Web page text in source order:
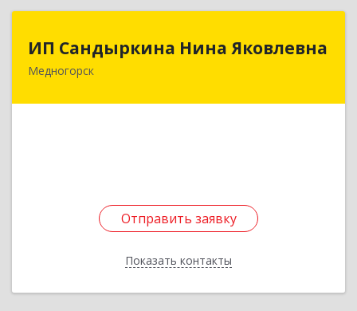
ИП Сандыркина Нина Яковлевна
Медногорск
Отправить заявку
Показать контакты
462270, Оренбургская обл, Медногорск г,
Отправить заявку
Назад